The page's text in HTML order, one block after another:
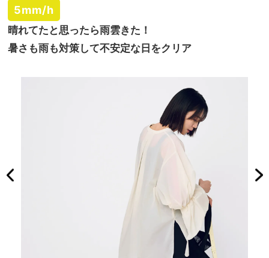
5mm/h
晴れてたと思ったら雨雲きた！
暑さも雨も対策して不安定な日をクリア